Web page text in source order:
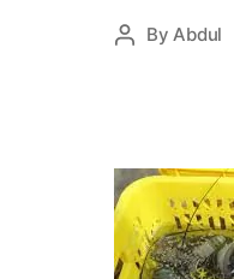
PostByAbdul